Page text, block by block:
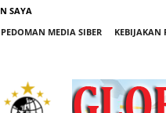
SAYA
PEDOMAN MEDIA SIBER KEBIJAKAN